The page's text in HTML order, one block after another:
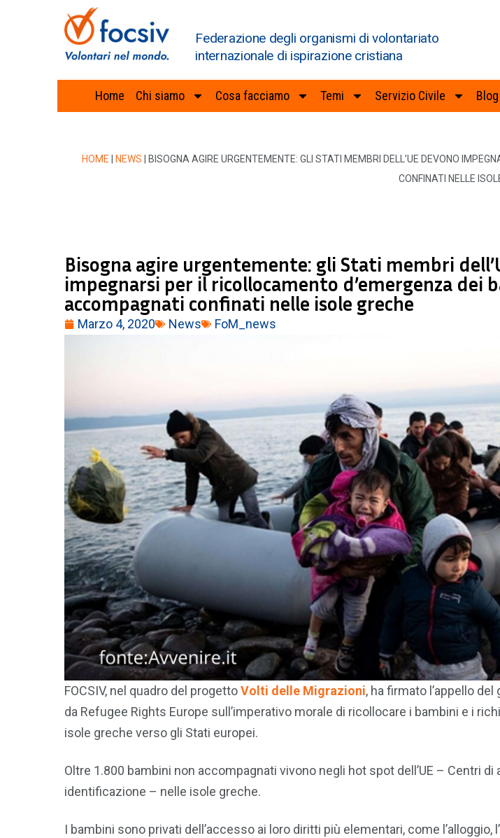
Federazione degli organismi di volontariato
internazionale di ispirazione cristiana
Home Chi siamo Cosa facciamo Temi Servizio Civile
HOME NEWS
BISOGNA AGIRE URGENTEMENTE: GLI STATI MEMBRI DELL’UE DEVONO
CONFINATI NELLE
Bisogna agire urgentemente: gli Stati membri
impegnarsi per il ricollocamento d’emergenza dei
accompagnati confinati nelle isole greche
Marzo 4, 2020 News FoM_news
FOCSIV, nel quadro del progettoVolti delle Migrazioni, ha firmato l’appello
da Refugee Rights Europe sull’imperativo morale di ricollocare i bambini e i
isole greche verso gli Stati europei.
Oltre 1.800 bambini non accompagnati vivono negli hot spot dell’UE – Centri di
identificazione – nelle isole greche.
I bambini sono privati dell’accesso ai loro diritti più elementari, come l’alloggio,